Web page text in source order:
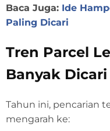
Baca Juga: Ide
Paling Dicari
Tren Parcel
Banyak Dicari
Tahun ini, pencarian
mengarah ke: